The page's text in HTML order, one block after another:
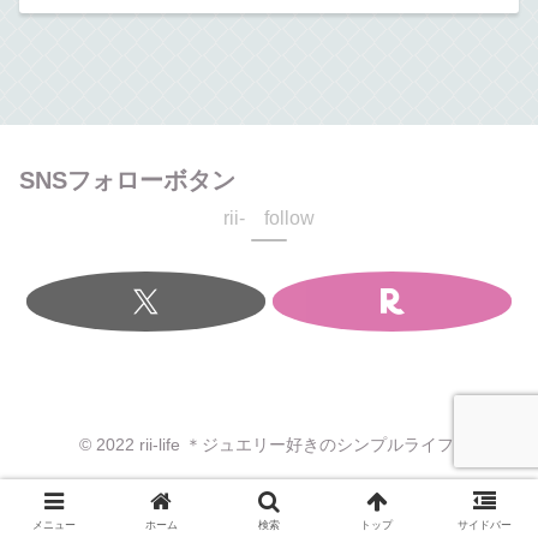
SNSフォローボタン
rii- follow
© 2022 rii-life ＊ジュエリー好きのシンプルライフ.
メニュー ホーム 検索 トップ サイドバー